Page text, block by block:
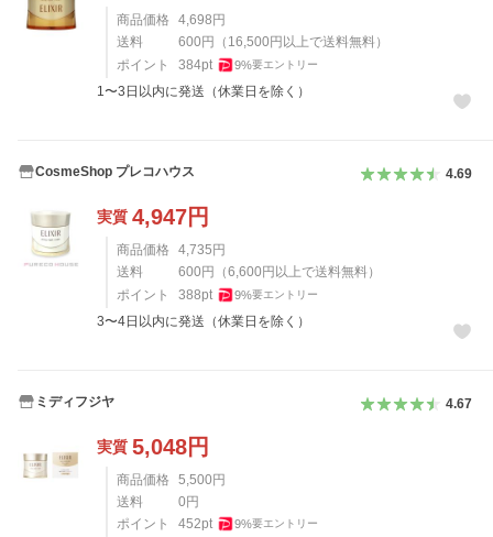
商品価格 4,698 円
送料
600 円 （ 16,500 円以上で送料無料）
ポイント
384pt 9%要エントリー
1〜3日以内に発送（休業日を除く）
CosmeShop プレコハウス 4.69
実質 4,947円
商品価格 4,735 円
送料
600 円 （6,600 円以上で送料無料）
ポイント
388pt 9%要エントリー
3〜4日以内に発送（休業日を除く）
ミディフジヤ 4.67
実質 5,048円
商品価格 5,500 円
送料
0 円
ポイント
452pt 9%要エントリー